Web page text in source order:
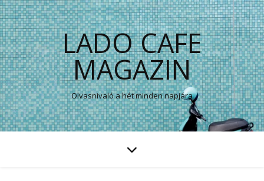
LADO CAFE
MAGAZIN
Olvasnivaló a hét minden napjára